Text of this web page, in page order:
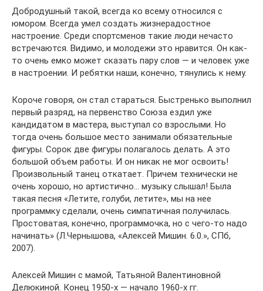
Добродушный такой, всегда ко всему относился с
юмором. Всегда умел создать жизнерадостное
настроение. Среди спортсменов такие люди нечасто
встречаются. Видимо, и молодежи это нравится. Он как-
то очень емко может сказать пару слов — и человек уже
в настроении. И ребятки наши, конечно, тянулись к нему.
Короче говоря, он стал стараться. Быстренько выполнил
первый разряд, на первенство Союза ездил уже
кандидатом в мастера, выступал со взрослыми. Но
тогда очень большое место занимали обязательные
фигуры. Сорок две фигуры полагалось делать. А это
большой объем работы. И он никак не мог освоить!
Произвольный танец откатает. Причем технически не
очень хорошо, но артистично… музыку слышал! Была
такая песня «Летите, голуби, летите», мы на нее
программку сделали, очень симпатичная получилась.
Простоватая, конечно, программочка, но с чего-то надо
начинать» (Л.Чернышова, «Алексей Мишин. 6.0.», СПб,
2007).
Алексей Мишин с мамой, Татьяной Валентиновной
Делюкиной. Конец 1950-х — начало 1960-х гг.